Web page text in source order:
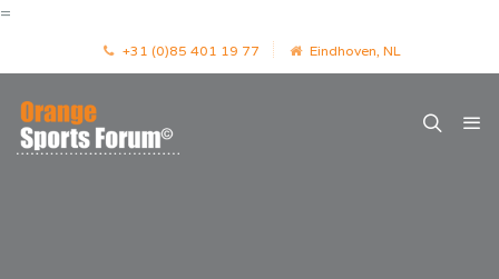
=
+31 (0)85 401 19 77 Eindhoven, NL